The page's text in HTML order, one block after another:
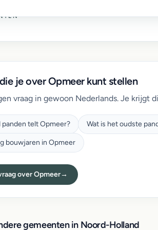
je over Opmeer kunt stellen
vraag in gewoon Nederlands. Je krijgt
panden telt Opmeer? Wat is het oudste
bouwjaren in Opmeer
over Opmeer→
gemeenten in Noord-Holland